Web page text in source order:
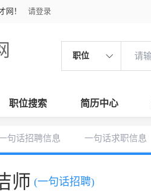
网！ 请登录
职位
职位搜索 简历中心
句话招聘信息 一句话求职信息
师 (一句话招聘)